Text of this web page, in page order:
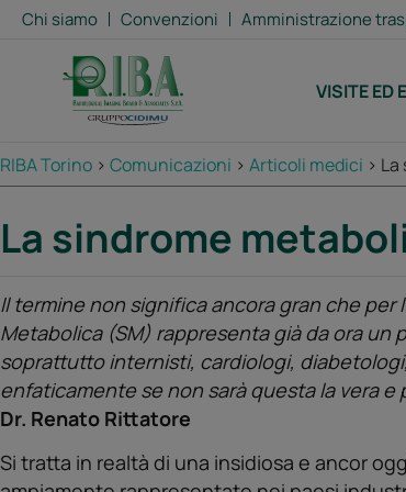
Chi siamo Convenzioni Amministrazione
VISITE ED
RIBA Torino > Comunicazioni > Articoli medici > La
La sindrome
Il termine non significa ancora gran che
Metabolica (SM) rappresenta già da ora un
soprattutto internisti, cardiologi,
enfaticamente se non sarà questa la vera
Dr. Renato Rittatore
Si tratta in realtà di una insidiosa e ancor